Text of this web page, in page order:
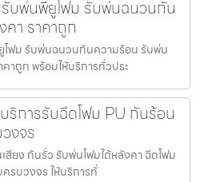
บพ่นพียูโฟม รับพ่นฉนวนกัน
า ราคาถูก
โฟม รับพ่นฉนวนกันความร้อน รับพ่น
าถูก พร้อมให้บริการทั่วประ
การรับฉีดโฟม PU กันร้อน
งจร
ยง กันรั่ว รับพ่นโฟมใต้หลังคา ฉีดโฟม
รบวงจร ให้บริการทั่